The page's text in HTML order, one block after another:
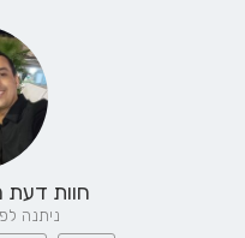
חוות
ניתנה לפני